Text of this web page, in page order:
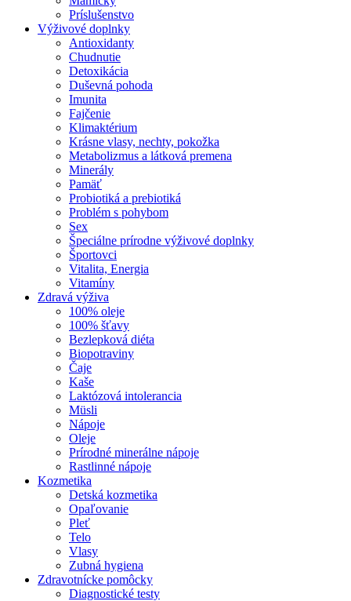
Príslušenstvo
Výživové doplnky
Antioxidanty
Chudnutie
Detoxikácia
Duševná pohoda
Imunita
Fajčenie
Klimaktérium
Krásne vlasy, nechty, pokožka
Metabolizmus a látková premena
Minerály
Pamäť
Probiotiká a prebiotiká
Problém s pohybom
Sex
Špeciálne prírodne výživové doplnky
Športovci
Vitalita, Energia
Vitamíny
Zdravá výživa
100% oleje
100% šťavy
Bezlepková diéta
Biopotraviny
Čaje
Kaše
Laktózová intolerancia
Müsli
Nápoje
Oleje
Prírodné minerálne nápoje
Rastlinné nápoje
Kozmetika
Detská kozmetika
Opaľovanie
Pleť
Telo
Vlasy
Zubná hygiena
Zdravotnícke pomôcky
Diagnostické testy